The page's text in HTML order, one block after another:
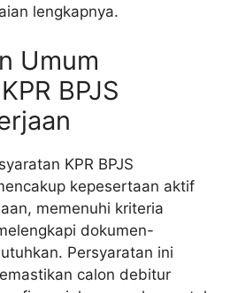
lengkapnya.
Umum
BPJS
KPR BPJS
kepesertaan aktif
memenuhi kriteria
dokumen-
Persyaratan ini
calon debitur